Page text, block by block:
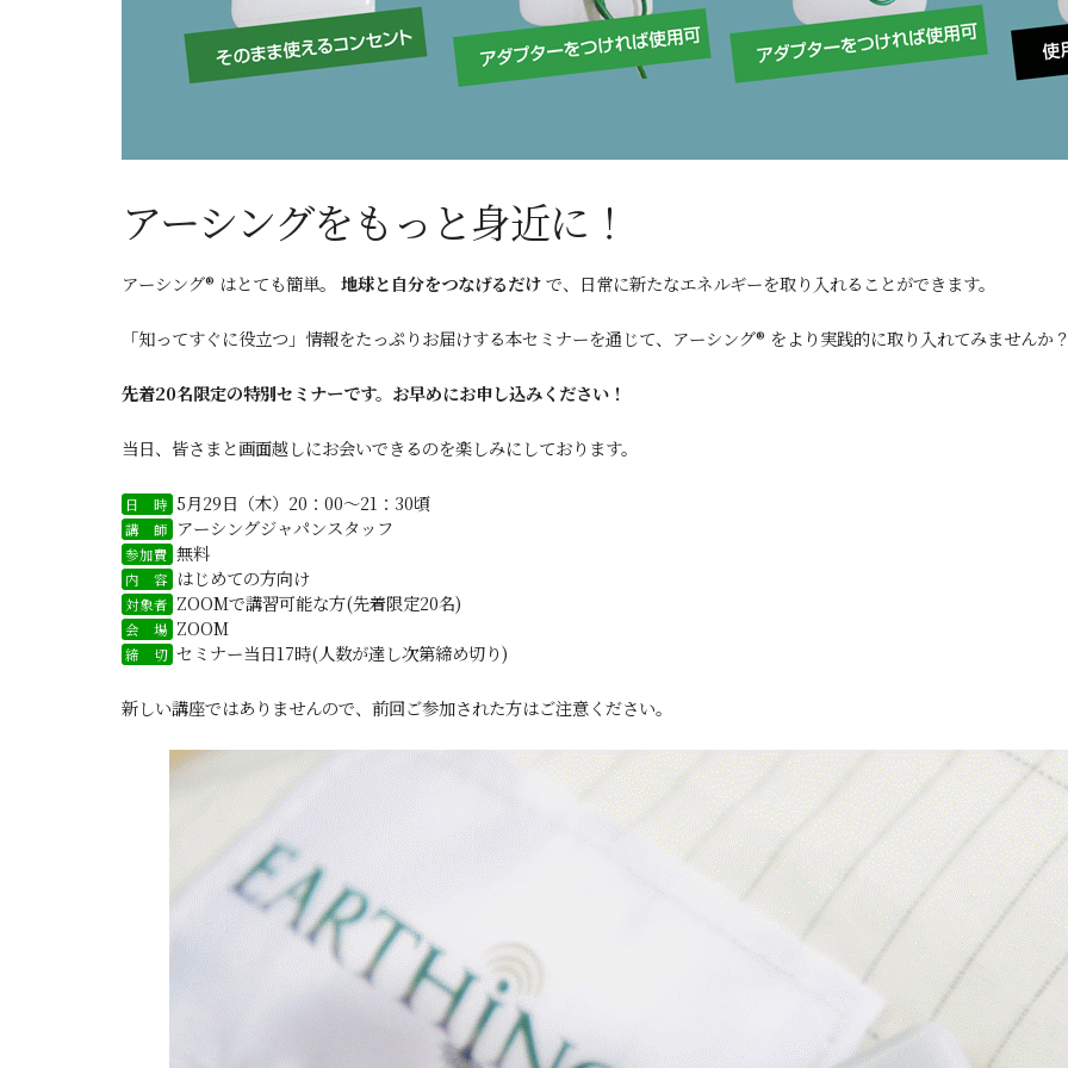
アーシングをもっと身近に！
アーシング® はとても簡単。 地球と自分をつなげるだけで、日常に新たなエネルギーを取り入れることができます。
「知ってすぐに役立つ」情報をたっぷりお届けする本セミナーを通じて、アーシング® をより実践的に取り入れてみませんか
先着20名限定の特別セミナーです。お早めにお申し込みください！
当日、皆さまと画面越しにお会いできるのを楽しみにしております。
日 時 5月29日（木）20：00～21：30頃
講 師 アーシングジャパンスタッフ
参加費 無料
内 容 はじめての方向け
対象者 ZOOMで講習可能な方(先着限定20名)
会 場 ZOOM
締 切 セミナー当日17時(人数が達し次第締め切り)
新しい講座ではありませんので、前回ご参加された方はご注意ください。